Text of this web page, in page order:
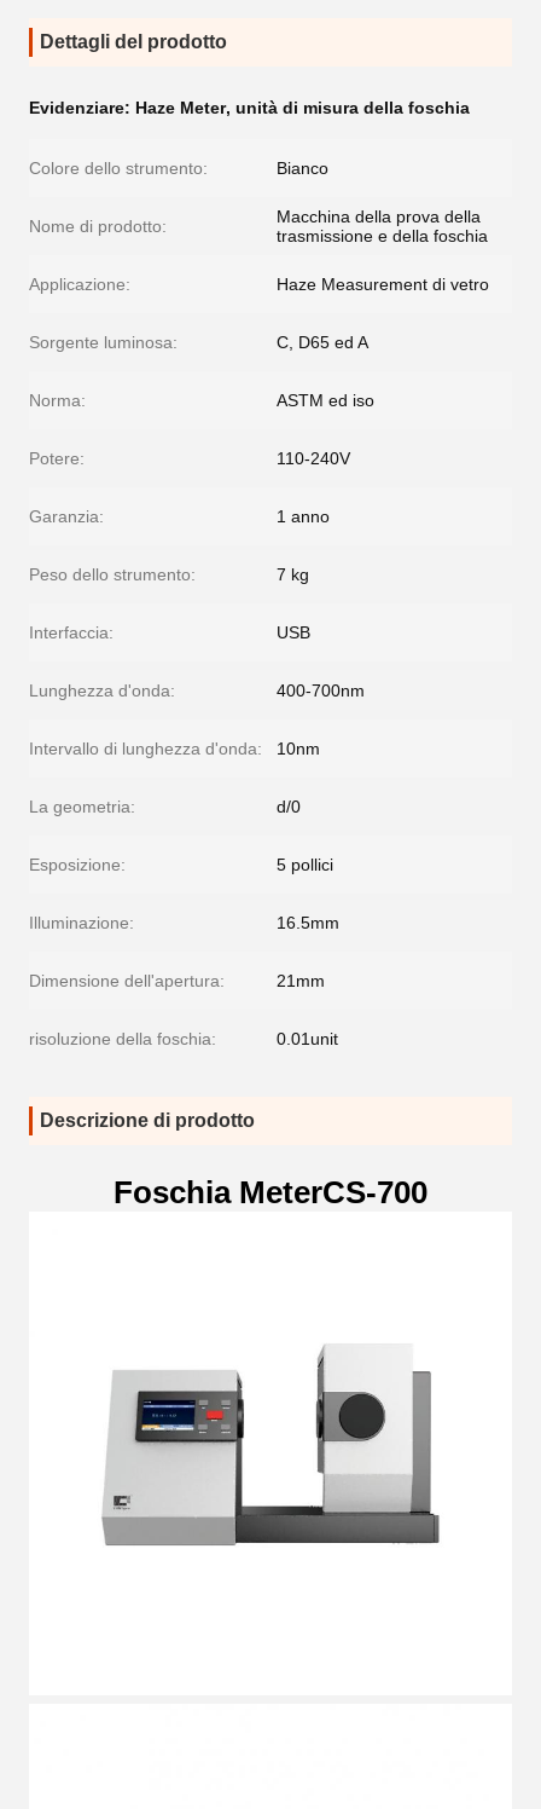
Dettagli del prodotto
Evidenziare: Haze Meter, unità di misura della foschia
Colore dello strumento: Bianco
Nome di prodotto:
Macchina della prova della
trasmissione e della foschia
Applicazione: Haze Measurement di vetro
Sorgente luminosa: C, D65 ed A
Norma: ASTM ed iso
Potere: 110-240V
Garanzia: 1 anno
Peso dello strumento: 7 kg
Interfaccia: USB
Lunghezza d'onda: 400-700nm
Intervallo di lunghezza d'onda: 10nm
La geometria: d/0
Esposizione: 5 pollici
Illuminazione: 16.5mm
Dimensione dell'apertura: 21mm
risoluzione della foschia: 0.01unit
Descrizione di prodotto
Foschia MeterCS-700